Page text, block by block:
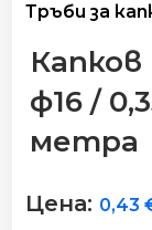
Тръби за
Капков
ф16 /
метра
Цена: 0,43